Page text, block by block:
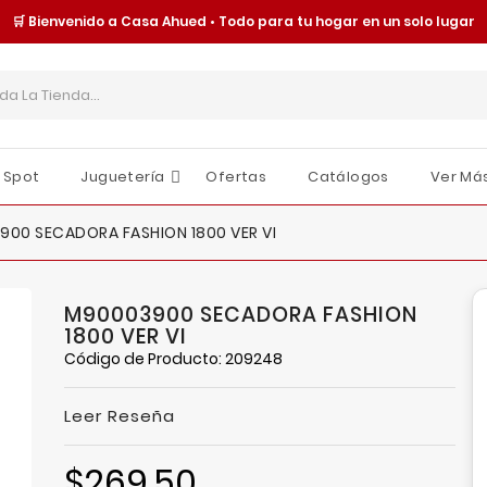
🛒 Bienvenido a Casa Ahued • Todo para tu hogar en un solo lugar
Spot Juguetería Ofertas Catálogos Ver
SECADORA FASHION 1800 VER VI
M90003900 SECADORA FASHION
1800 VER VI
Código de Producto: 209248
Leer Reseña